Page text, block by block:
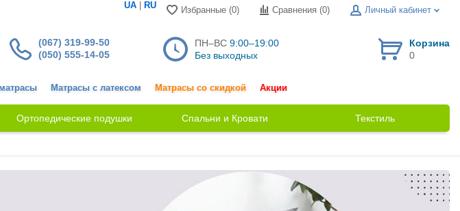
UA RU Избранные (0) Сравнения (0) Личный кабинет
(067) 319-99-50
(050) 555-14-05
ПН–ВС 9:00–19:00
Без выходных
Корзина
0
Матрасы с латексом Матрасы со скидкой Акции
Ортопедические подушки Спальни и Кровати Текстиль